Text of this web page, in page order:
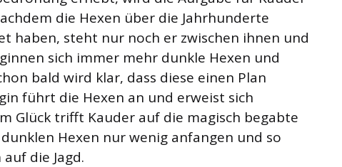
die Hexen über die Jahrhunderte
haben, steht nur noch er zwischen ihnen und
sich immer mehr dunkle Hexen und
bald wird klar, dass diese einen Plan
führt die Hexen an und erweist sich
Glück trifft Kauder auf die magisch begabte
Hexen nur wenig anfangen und so
die Jagd.